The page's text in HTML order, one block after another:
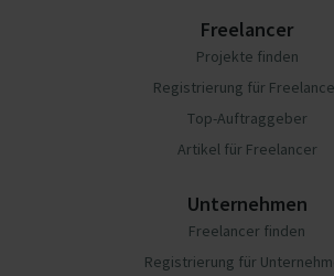
Freelancer
Projekte finden
Registrierung für
Top-Auftraggeber
Artikel für Freelancer
Unternehmen
Freelancer finden
Registrierung für